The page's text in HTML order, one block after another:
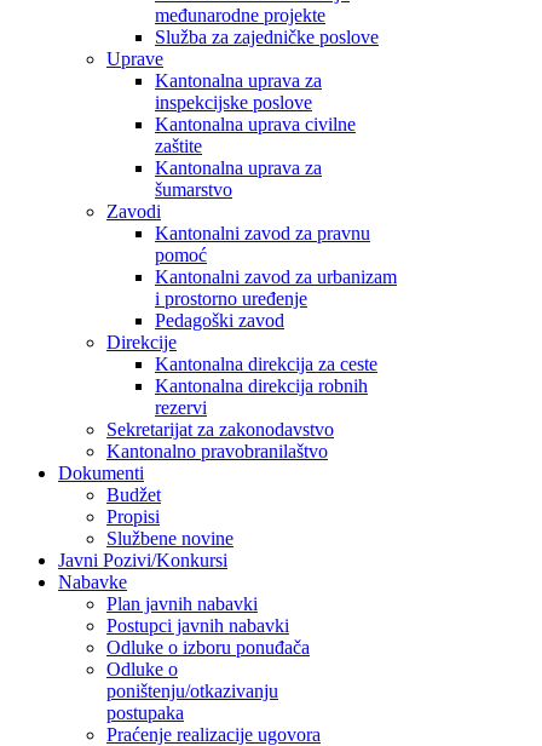
međunarodne projekte
Služba za zajedničke poslove
Uprave
Kantonalna uprava za
inspekcijske poslove
Kantonalna uprava civilne
zaštite
Kantonalna uprava za
šumarstvo
Zavodi
Kantonalni zavod za pravnu
pomoć
Kantonalni zavod za urbanizam
i prostorno uređenje
Pedagoški zavod
Direkcije
Kantonalna direkcija za ceste
Kantonalna direkcija robnih
rezervi
Sekretarijat za zakonodavstvo
Kantonalno pravobranilaštvo
Dokumenti
Budžet
Propisi
Službene novine
Javni Pozivi/Konkursi
Nabavke
Plan javnih nabavki
Postupci javnih nabavki
Odluke o izboru ponuđača
Odluke o
poništenju/otkazivanju
postupaka
Praćenje realizacije ugovora